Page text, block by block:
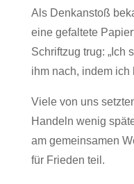
Als Denkanstoß
eine gefaltete
Schriftzug trug: „Ich
ihm nach, indem ich
Viele von uns
Handeln wenig
am gemeinsamen
für Frieden teil.